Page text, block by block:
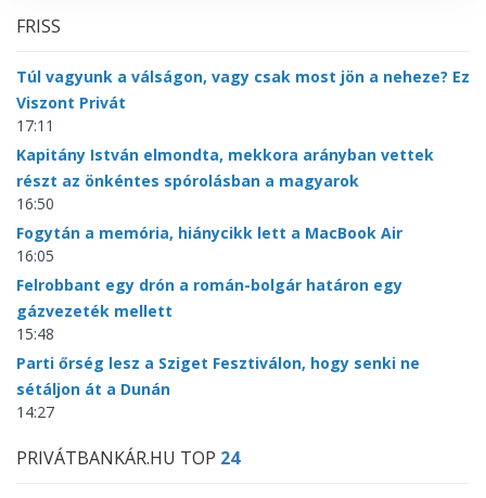
FRISS
Túl vagyunk a válságon, vagy csak most jön a neheze? Ez
Viszont Privát
17:11
Kapitány István elmondta, mekkora arányban vettek
részt az önkéntes spórolásban a magyarok
16:50
Fogytán a memória, hiánycikk lett a MacBook Air
16:05
Felrobbant egy drón a román-bolgár határon egy
gázvezeték mellett
15:48
Parti őrség lesz a Sziget Fesztiválon, hogy senki ne
sétáljon át a Dunán
14:27
PRIVÁTBANKÁR.HU TOP 24